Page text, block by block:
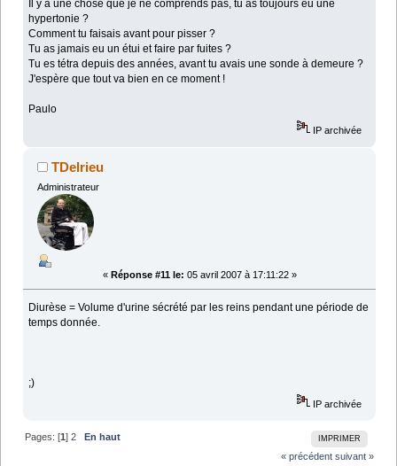
Il y a une chose que je ne comprends pas, tu as toujours eu une
hypertonie ?
Comment tu faisais avant pour pisser ?
Tu as jamais eu un étui et faire par fuites ?
Tu es tétra depuis des années, avant tu avais une sonde à demeure ?
J'espère que tout va bien en ce moment !
Paulo
IP archivée
TDelrieu
Administrateur
« Réponse #11 le: 05 avril 2007 à 17:11:22 »
Diurèse = Volume d'urine sécrété par les reins pendant une période de
temps donnée.
;)
IP archivée
IMPRIMER
Pages: [1]2
En haut
« précédent suivant »